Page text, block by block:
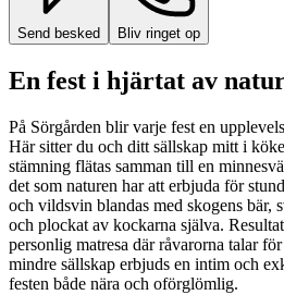
Send besked Bliv ringet op
En fest i hjärtat av
På Sörgården blir varje fest en
Här sitter du och ditt sällskap mitt i
stämning flätas samman till en
det som naturen har att erbjuda för
och vildsvin blandas med skogens bär,
och plockat av kockarna själva.
personlig matresa där råvarorna talar
mindre sällskap erbjuds en intim och
festen både nära och oförglömlig.